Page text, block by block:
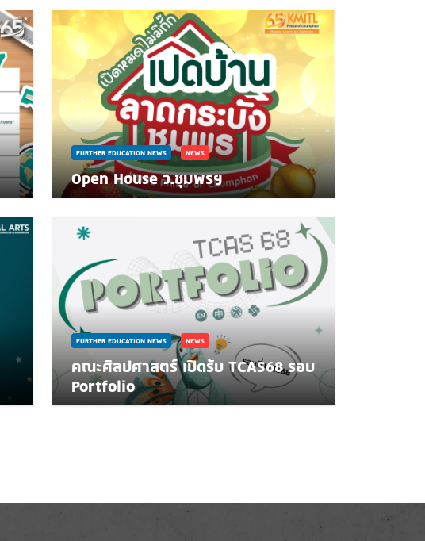
FURTHER EDUCATION NEWS NEWS
Open House ว.ชุมพรฯ
FURTHER EDUCATION NEWS NEWS
คณะศิลปศาสตร์ เปิดรับ TCAS68 รอบ
Portfolio